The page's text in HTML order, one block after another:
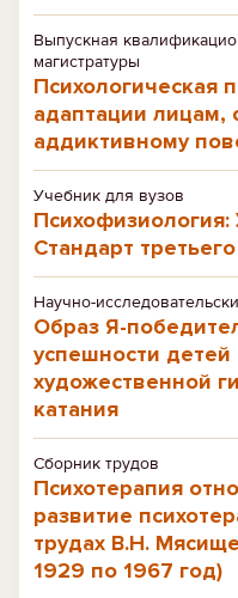
Выпускная
магистратуры
Психологическая
адаптации лицам,
аддиктивному
Учебник для вузов
Стандарт
Научно-
Образ Я-
успешности
художественной
катания
Сборник трудов
Психотерапия
развитие
трудах В.Н.
1929 по 1967 год)